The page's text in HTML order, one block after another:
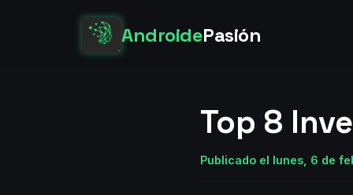
AndroidePasión
Top 8
Publicado el lunes, 6 de